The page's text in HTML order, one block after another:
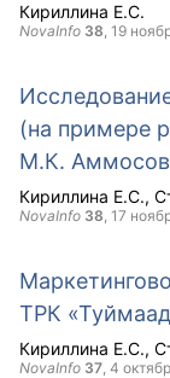
Кириллина Е.С.
NovaInfo 38, 19
(на примере
М.К.
Кириллина Е.С.
NovaInfo 38, 17
ТРК
Кириллина Е.С.
NovaInfo 37, 4